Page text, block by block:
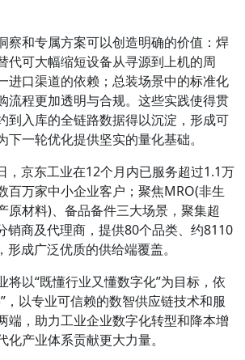
察和专属方案可以创造明确的价值：焊
代可大幅缩短设备从寻源到上机的周
进口渠道的依赖；总装场景中的标准化
流程更加透明与合规。这些实践使得贯
到入库的全链路数据得以沉淀，形成可
一轮优化提供坚实的量化基础。
，京东工业在12个月内已服务超过1.1万
百万家中小企业客户；聚焦MRO(非生
原材料)、备品备件三大场景，聚集超
销商及代理商，提供80个品类、约8110
成广泛优质的供给端覆盖。
将以“既懂行业又懂数字化”为目标，依
，以专业可信赖的数智供应链技术和服
端，助力工业企业数字化转型和降本增
产业体系贡献更大力量。